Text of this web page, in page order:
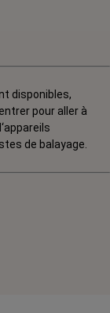
disponibles,
pour aller à
de balayage.